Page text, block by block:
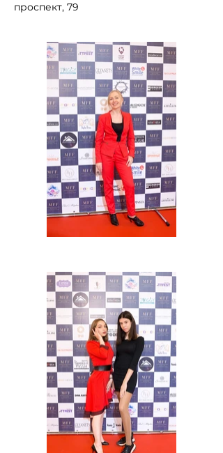
проспект, 79